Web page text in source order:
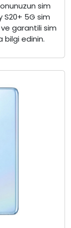
sim
S20+ 5G sim
garantili sim
bilgi edinin.